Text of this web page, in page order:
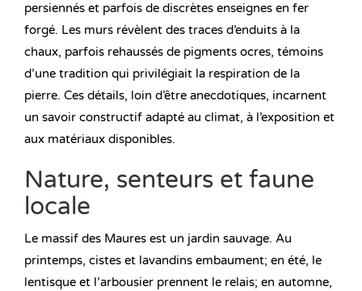
persiennés et parfois de discrètes enseignes en fer
forgé. Les murs révèlent des traces d’enduits à la
chaux, parfois rehaussés de pigments ocres, témoins
d’une tradition qui privilégiait la respiration de la
pierre. Ces détails, loin d’être anecdotiques, incarnent
un savoir constructif adapté au climat, à l’exposition et
aux matériaux disponibles.
Nature, senteurs et faune
locale
Le massif des Maures est un jardin sauvage. Au
printemps, cistes et lavandins embaument; en été, le
lentisque et l’arbousier prennent le relais; en automne,